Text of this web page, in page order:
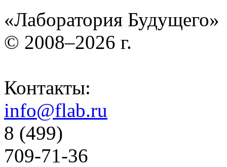
«Лаборатория Будущего»
© 2008–2026 г.
Контакты:
info@flab.ru
8 (499)
709-71-36